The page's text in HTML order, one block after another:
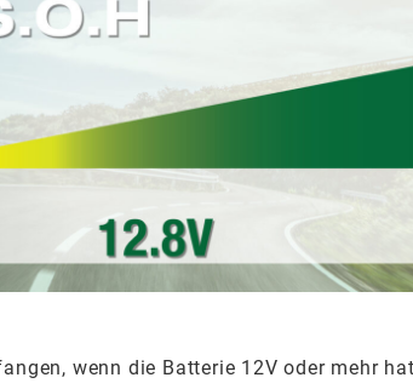
wenn die Batterie 12V oder mehr